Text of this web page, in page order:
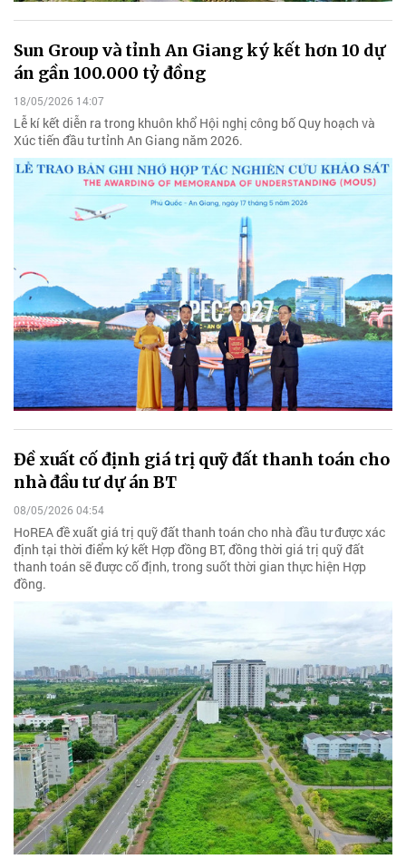
Sun Group và tỉnh An Giang ký kết hơn 10 dự
án gần 100.000 tỷ đồng
18/05/2026 14:07
Lễ kí kết diễn ra trong khuôn khổ Hội nghị công bố Quy hoạch và
Xúc tiến đầu tư tỉnh An Giang năm 2026.
Đề xuất cố định giá trị quỹ đất thanh toán cho
nhà đầu tư dự án BT
08/05/2026 04:54
HoREA đề xuất giá trị quỹ đất thanh toán cho nhà đầu tư được xác
định tại thời điểm ký kết Hợp đồng BT, đồng thời giá trị quỹ đất
thanh toán sẽ được cố định, trong suốt thời gian thực hiện Hợp
đồng.